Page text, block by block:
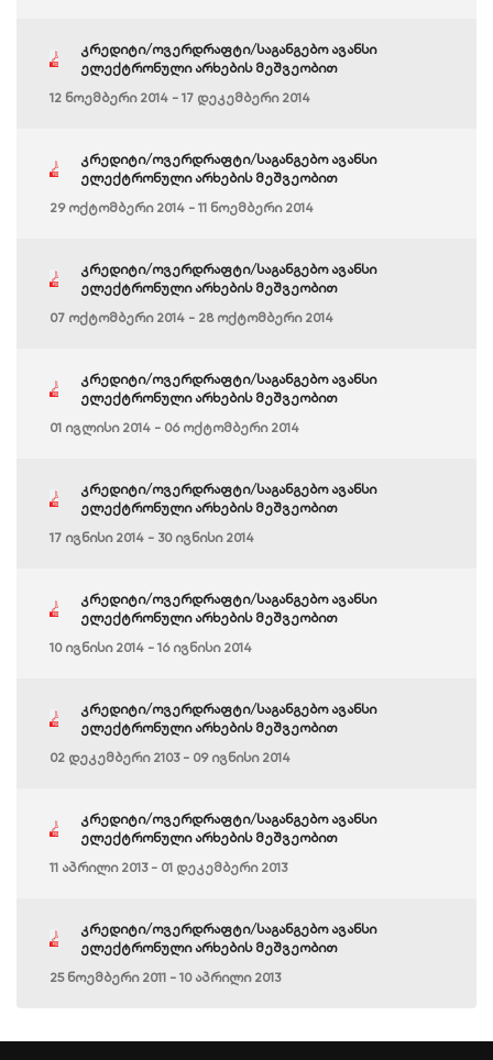
კრედიტი/ოვერდრაფტი/საგანგებო ავანსი
ელექტრონული არხების მეშვეობით
12 ნოემბერი 2014 - 17 დეკემბერი 2014
კრედიტი/ოვერდრაფტი/საგანგებო ავანსი
ელექტრონული არხების მეშვეობით
29 ოქტომბერი 2014 - 11 ნოემბერი 2014
კრედიტი/ოვერდრაფტი/საგანგებო ავანსი
ელექტრონული არხების მეშვეობით
07 ოქტომბერი 2014 - 28 ოქტომბერი 2014
კრედიტი/ოვერდრაფტი/საგანგებო ავანსი
ელექტრონული არხების მეშვეობით
01 ივლისი 2014 - 06 ოქტომბერი 2014
კრედიტი/ოვერდრაფტი/საგანგებო ავანსი
ელექტრონული არხების მეშვეობით
17 ივნისი 2014 - 30 ივნისი 2014
კრედიტი/ოვერდრაფტი/საგანგებო ავანსი
ელექტრონული არხების მეშვეობით
10 ივნისი 2014 - 16 ივნისი 2014
კრედიტი/ოვერდრაფტი/საგანგებო ავანსი
ელექტრონული არხების მეშვეობით
02 დეკემბერი 2103 - 09 ივნისი 2014
კრედიტი/ოვერდრაფტი/საგანგებო ავანსი
ელექტრონული არხების მეშვეობით
11 აპრილი 2013 - 01 დეკემბერი 2013
კრედიტი/ოვერდრაფტი/საგანგებო ავანსი
ელექტრონული არხების მეშვეობით
25 ნოემბერი 2011 - 10 აპრილი 2013